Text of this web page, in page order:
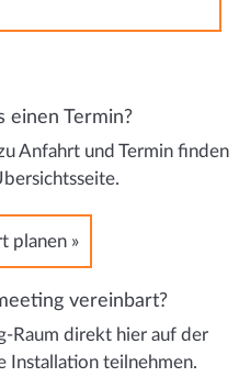
einen Termin?
Anfahrt und Termin finden
planen »
vereinbart?
Raum direkt hier auf der
Installation teilnehmen.